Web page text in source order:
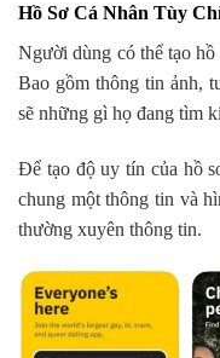
Hồ Sơ Cá Nhân Tùy
Người dùng có thể tạo
Bao gồm thông tin ảnh,
sẽ những gì họ đang tìm
Để tạo độ uy tín của hồ
chung một thông tin và
thường xuyên thông tin.